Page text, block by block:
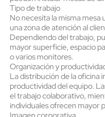
Tipo de trabajo
No necesita la misma
una zona de atención al
Dependiendo del trabajo,
mayor superficie, espacio
o varios monitores.
Organización y
La distribución de la oficina
productividad del equipo.
el trabajo colaborativo,
individuales ofrecen mayor